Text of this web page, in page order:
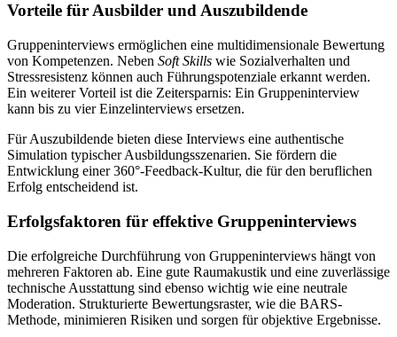
Vorteile für Ausbilder und Auszubildende
Gruppeninterviews ermöglichen eine multidimensionale Bewertung
von Kompetenzen. Neben Soft Skills wie Sozialverhalten und
Stressresistenz können auch Führungspotenziale erkannt werden.
Ein weiterer Vorteil ist die Zeitersparnis: Ein Gruppeninterview
kann bis zu vier Einzelinterviews ersetzen.
Für Auszubildende bieten diese Interviews eine authentische
Simulation typischer Ausbildungsszenarien. Sie fördern die
Entwicklung einer 360°-Feedback-Kultur, die für den beruflichen
Erfolg entscheidend ist.
Erfolgsfaktoren für effektive Gruppeninterviews
Die erfolgreiche Durchführung von Gruppeninterviews hängt von
mehreren Faktoren ab. Eine gute Raumakustik und eine zuverlässige
technische Ausstattung sind ebenso wichtig wie eine neutrale
Moderation. Strukturierte Bewertungsraster, wie die BARS-
Methode, minimieren Risiken und sorgen für objektive Ergebnisse.